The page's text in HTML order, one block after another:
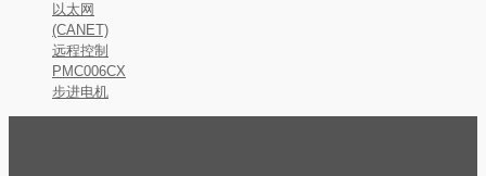
以太网
(CANET)
远程控制
PMC006CX
步进电机